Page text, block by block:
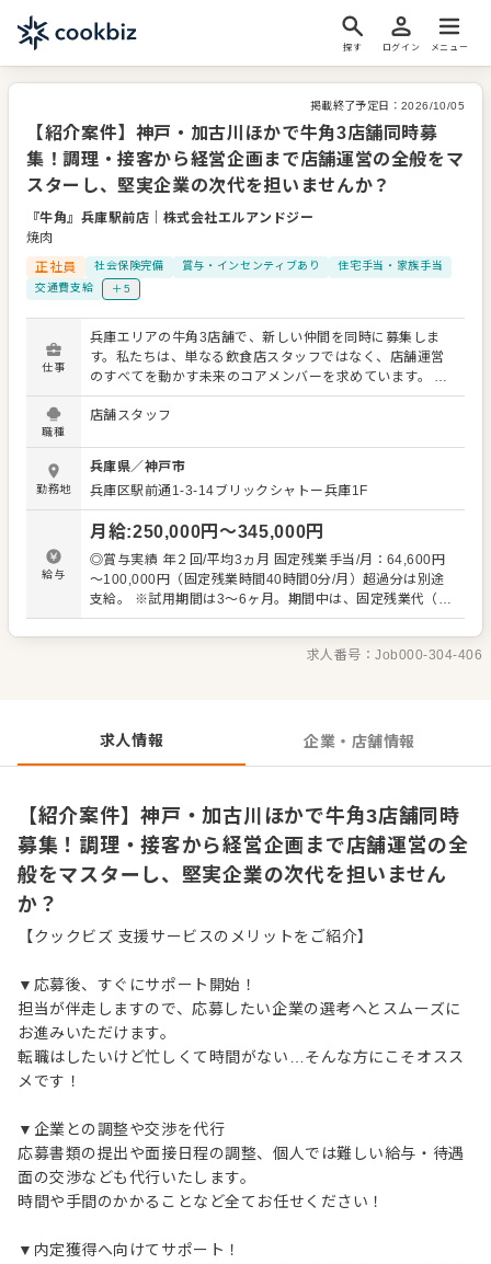
探す ログイン メニュー
掲載終了予定日： 2026/10/05
【紹介案件】神戸・加古川ほかで牛角3店舗同時募
集！調理・接客から経営企画まで店舗運営の全般をマ
スターし、堅実企業の次代を担いませんか？
『牛角』兵庫駅前店
株式会社エルアンドジー
焼肉
正社員
社会保険完備 賞与・インセンティブあり
住宅手当・家族手当
交通費支給
＋5
仕事
兵庫エリアの牛角3店舗で、新しい仲間を同時に募集しま
す。私たちは、単なる飲食店スタッフではなく、店舗運営
のすべてを動かす未来のコアメンバーを求めています。 お
任せするのは、運営の企画からスタッフの採用、接客、調
理にいたるまでの店舗運営全般です。いきなりすべてを押
実務研修を実施します。お客様との会話の仕方などを実際
に体験し、現場の基礎を身につけた上で各店舗へと正式配
属になります。 具体的な業務は以下の通りです。 ・調理業
務、接客全般、清掃全般 ・採用、教育業務、シフト作成 ・
売上金の管理、発注業務、業者対応 ・販促計画の立案、実
行 ・労務管理、報告書、資料作成、顧客対応 私たちの母体
は、兵庫県と岡山県を中心に地域に根ざした展開を行う
SHOWA GROUPです。1992年にサンマルク加古川店をオ
メン、イタリアンなど様々な外食事業を展開してきまし
た。2000年には中古ゴルフ専門店ゴルフパートナーのゴル
ち上げや展開も目指していきます。地域に愛される店舗を
一緒に作っていきましょう。
職種
店舗スタッフ
勤務地
兵庫県／神戸市
兵庫区駅前通1-3-14ブリックシャトー兵庫1F
給与
月給:250,000円〜345,000円
◎賞与実績 年２回/平均3ヵ月 固定残業手当/月：64,600円
～100,000円（固定残業時間40時間0分/月）超過分は別途
支給。 ※試用期間は3～6ヶ月。期間中は、固定残業代（40
時間分）はつけず、実労働時間に応じた残業代を支払いま
す。 ※3～6カ月の試用期間後に店長採用の場合は下記給与
体系となります 月給327,200円～+諸手当+賞与年2~3回(固
求人番号：Job000-304-406
求人情報 企業・店舗情報
【紹介案件】神戸・加古川ほかで牛角3店舗同時
募集！調理・接客から経営企画まで店舗運営の全
般をマスターし、堅実企業の次代を担いません
か？
【クックビズ 支援サービスのメリットをご紹介】
▼応募後、すぐにサポート開始！
担当が伴走しますので、応募したい企業の選考へとスムーズに
お進みいただけます。
転職はしたいけど忙しくて時間がない…そんな方にこそオスス
メです！
▼企業との調整や交渉を代行
応募書類の提出や面接日程の調整、個人では難しい給与・待遇
面の交渉なども代行いたします。
時間や手間のかかることなど全てお任せください！
▼内定獲得へ向けてサポート！